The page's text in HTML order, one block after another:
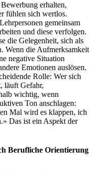
erhalten,
fühlen sich wertlos.
gemeinsam
und diese verfolgen.
die Gelegenheit, sich als
Wenn die Aufmerksamkeit
negative Situation
Emotionen auslösen.
Rolle: Wer sich
läuft Gefahr,
wichtig, wenn
Ton anschlagen:
Mal wird es klappen, ich
Das ist ein Aspekt der
Berufliche Orientierung